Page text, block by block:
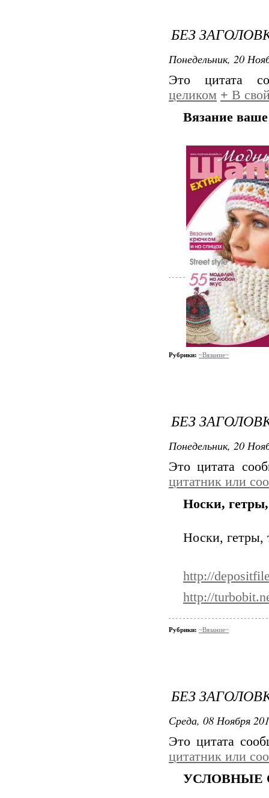
БЕЗ
Понедельник, 20
Это цитата
целиком + В
Вязание
Рубрики: ~Вязание~
БЕЗ
Понедельник, 20
Это цитата
цитатник или
Носки,
Носки,
http://
http://
Рубрики: ~Вязание~
БЕЗ
Среда, 08 Ноября
Это цитата
цитатник или
УСЛОВНЫЕ